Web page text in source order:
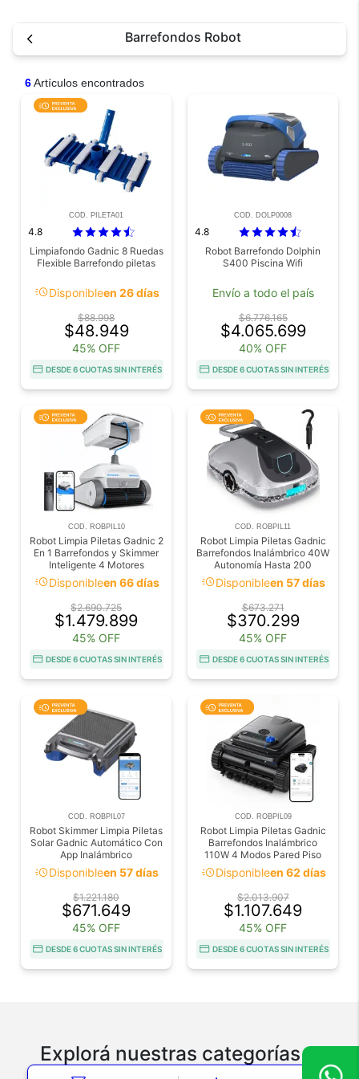
Barrefondos Robot
6Artículos encontrados
COD. PILETA01
4.8
Limpiafondo Gadnic 8 Ruedas
Flexible Barrefondo piletas
acuteDisponibleen 26 días
$88.998
$48.949
45% OFF
DESDE 6 CUOTAS SIN INTERÉS
COD. DOLP0008
4.8
Robot Barrefondo Dolphin
S400 Piscina Wifi
Envío a todo el país
$6.776.165
$4.065.699
40% OFF
DESDE 6 CUOTAS SIN INTERÉS
COD. ROBPIL10
Robot Limpia Piletas Gadnic 2
En 1 Barrefondos y Skimmer
Inteligente 4 Motores
Cobertura 300 m2
acuteDisponibleen 66 días
$2.690.725
$1.479.899
45% OFF
DESDE 6 CUOTAS SIN INTERÉS
COD. ROBPIL11
Robot Limpia Piletas Gadnic
Barrefondos Inalámbrico 40W
Autonomía Hasta 200
Minutos
acuteDisponibleen 57 días
$673.271
$370.299
45% OFF
DESDE 6 CUOTAS SIN INTERÉS
COD. ROBPIL07
Robot Skimmer Limpia Piletas
Solar Gadnic Automático Con
App Inalámbrico
acuteDisponibleen 57 días
$1.221.180
$671.649
45% OFF
DESDE 6 CUOTAS SIN INTERÉS
COD. ROBPIL09
Robot Limpia Piletas Gadnic
Barrefondos Inalámbrico
110W 4 Modos Pared Piso
Linea de Agua
acuteDisponibleen 62 días
$2.013.907
$1.107.649
45% OFF
DESDE 6 CUOTAS SIN INTERÉS
Explorá nuestras categorías
Tecnologia Electro y Hogar